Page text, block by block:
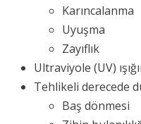
Karıncalanma
Uyuşma
Zayıflık
Ultraviyole (UV)
Tehlikeli derecede
Baş dönmesi